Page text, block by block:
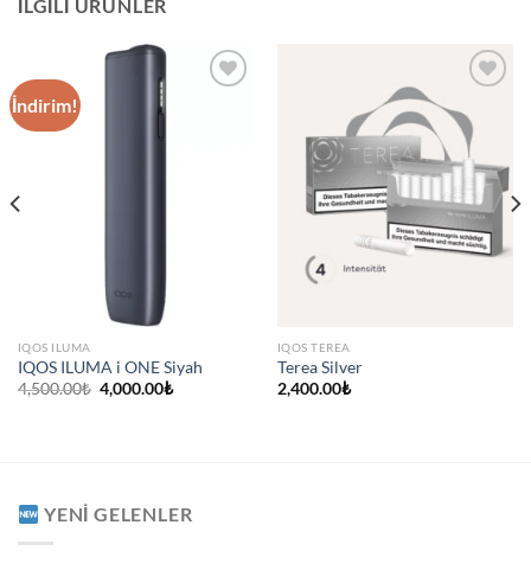
İLGILI ÜRÜNLER
İndirim!
IQOS ILUMA
IQOS ILUMA i ONE Siyah
4,500.00₺ Orijinal
fiyat:
4,000.00₺Şu
IQOS TEREA
Terea Silver
2,400.00₺
YENI GELENLER